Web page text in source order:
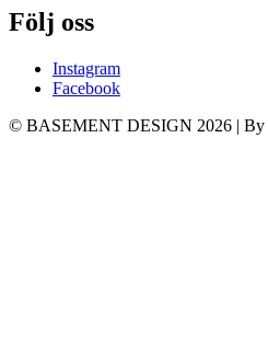
Följ oss
Instagram
Facebook
© BASEMENT DESIGN 2026 | By